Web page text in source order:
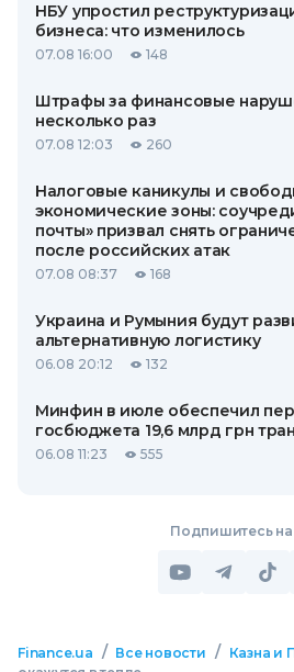
НБУ упростил
бизнеса: что изменилось
07.08 16:00 148
Штрафы за финансовые
несколько раз
07.08 12:03 260
Налоговые каникулы и
экономические зоны:
почты» призвал снять
после российских атак
07.08 08:37 168
Украина и Румыния будут
альтернативную логистику
06.08 20:12 132
Минфин в июле обеспечил
госбюджета 19,6 млрд грн
06.08 11:23 555
Подпишитесь на
Finance.ua / Все новости / Казна и